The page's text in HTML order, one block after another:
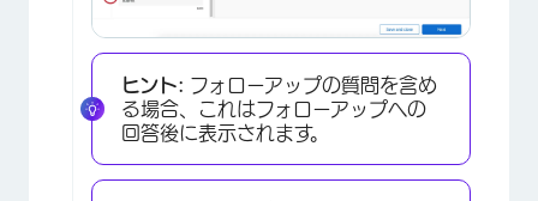
×
ヒント: フォローアップの質問を含め
る場合、これはフォローアップへの
回答後に表示されます。